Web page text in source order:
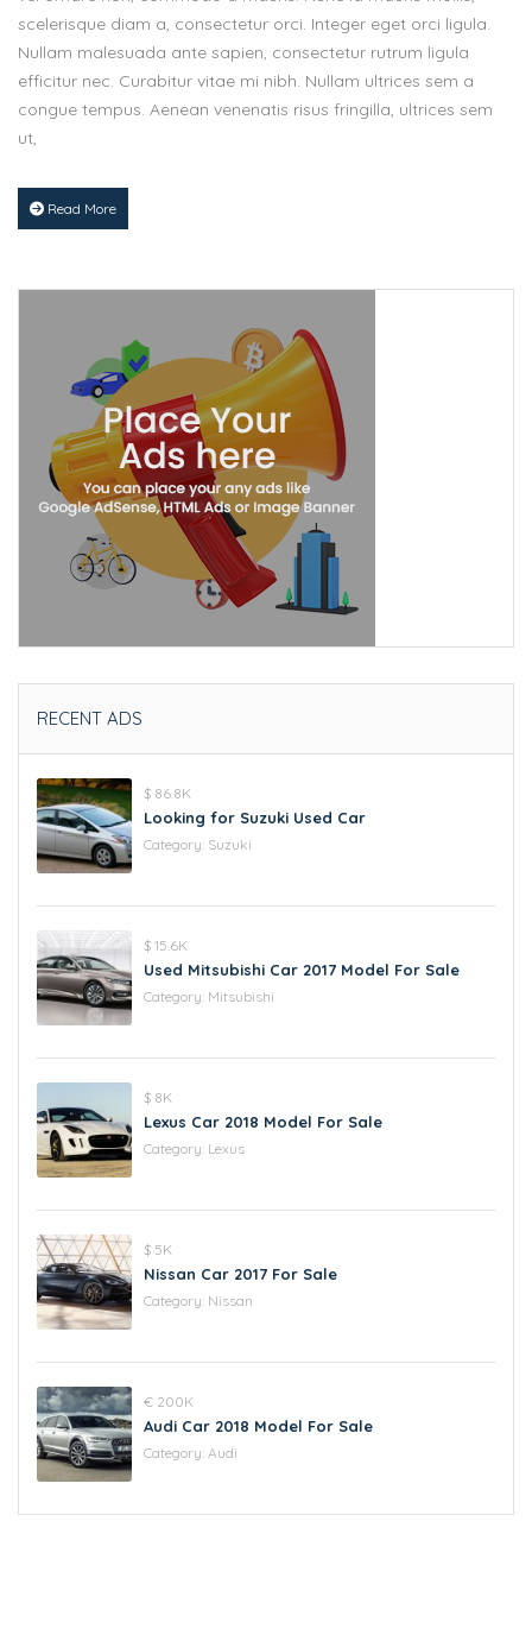
scelerisque diam a, consectetur orci. Integer eget orci ligula.
Nullam malesuada ante sapien, consectetur rutrum ligula
efficitur nec. Curabitur vitae mi nibh. Nullam ultrices sem a
congue tempus. Aenean venenatis risus fringilla, ultrices sem
ut,
Read More
RECENT ADS
$ 86.8K
Looking for Suzuki Used Car
Category: Suzuki
$ 15.6K
Used Mitsubishi Car 2017 Model For Sale
Category: Mitsubishi
$ 8K
Lexus Car 2018 Model For Sale
Category: Lexus
$ 5K
Nissan Car 2017 For Sale
Category: Nissan
€ 200K
Audi Car 2018 Model For Sale
Category: Audi